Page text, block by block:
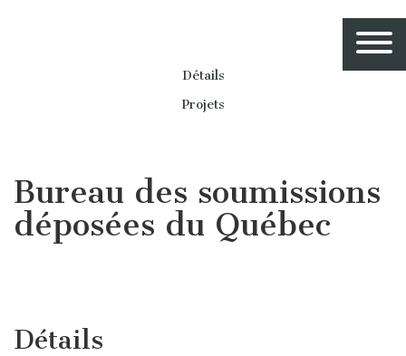
Détails
Projets
Bureau des soumissions
déposées du Québec
Détails